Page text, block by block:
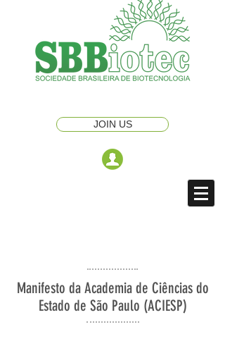
JOIN US
Manifesto da Academia de Ciências do
Estado de São Paulo (ACIESP)